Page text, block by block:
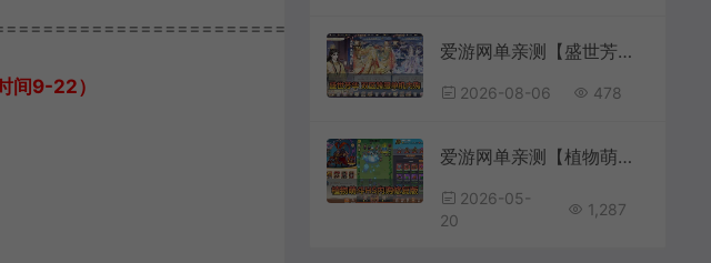
间9-22）
爱游网单亲测【盛世芳华单机版】最新整理宫斗养成回合抽卡多区跨服代金券内购虚拟机一键端视频教学+linux手工外网端文本教学
2026-08-06 478
爱游网单亲测【植物萌斗代金券内购修复版】最新整理三端H5 修复多项内容 塔防休闲 带GM物品充值后台 虚拟机一键端 视频安装教学 支持自配家庭局域网手机连接
2026-05-
20
1,287